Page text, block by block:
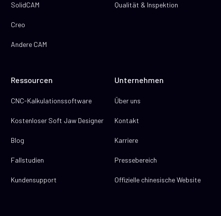
SolidCAM
Creo
Andere CAM
Qualität & Inspektion
Ressourcen
CNC-Kalkulationssoftware
Kostenloser Soft Jaw Designer
Blog
Fallstudien
Kundensupport
Unternehmen
Über uns
Kontakt
Karriere
Pressebereich
Offizielle chinesische Website